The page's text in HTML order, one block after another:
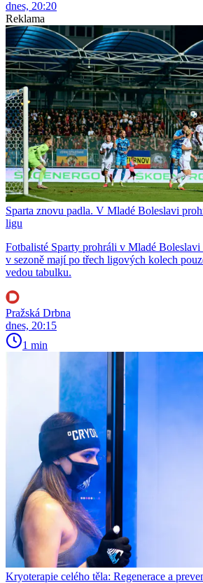
dnes, 20:20
Reklama
Sparta znovu padla. V Mladé Boleslavi
ligu
Fotbalisté Sparty prohráli v Mladé Boleslavi
v sezoně mají po třech ligových kolech
vedou tabulku.
Pražská Drbna
dnes, 20:15
1 min
Kryoterapie celého těla: Regenerace a